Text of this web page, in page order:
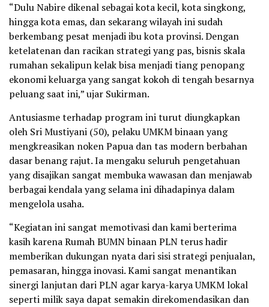
“Dulu Nabire dikenal sebagai kota kecil, kota singkong,
hingga kota emas, dan sekarang wilayah ini sudah
berkembang pesat menjadi ibu kota provinsi. Dengan
ketelatenan dan racikan strategi yang pas, bisnis skala
rumahan sekalipun kelak bisa menjadi tiang penopang
ekonomi keluarga yang sangat kokoh di tengah besarnya
peluang saat ini,” ujar Sukirman.
Antusiasme terhadap program ini turut diungkapkan
oleh Sri Mustiyani (50), pelaku UMKM binaan yang
mengkreasikan noken Papua dan tas modern berbahan
dasar benang rajut. Ia mengaku seluruh pengetahuan
yang disajikan sangat membuka wawasan dan menjawab
berbagai kendala yang selama ini dihadapinya dalam
mengelola usaha.
“Kegiatan ini sangat memotivasi dan kami berterima
kasih karena Rumah BUMN binaan PLN terus hadir
memberikan dukungan nyata dari sisi strategi penjualan,
pemasaran, hingga inovasi. Kami sangat menantikan
sinergi lanjutan dari PLN agar karya-karya UMKM lokal
seperti milik saya dapat semakin direkomendasikan dan